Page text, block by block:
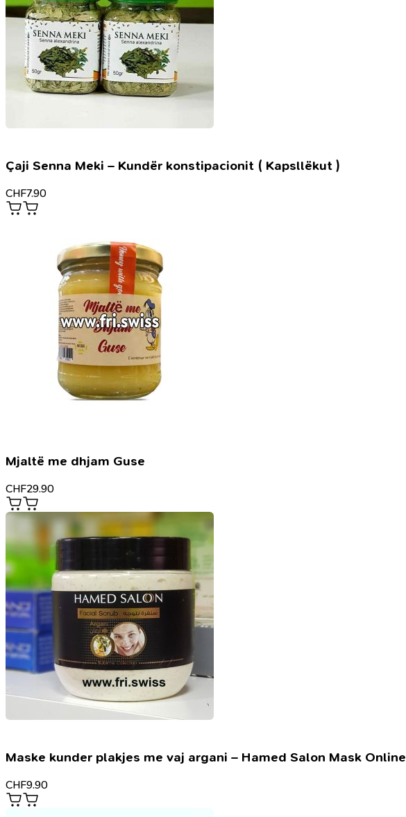
Çaji Senna Meki – Kundër konstipacionit ( Kapsllëkut )
CHF7.90
Mjaltë me dhjam Guse
CHF29.90
Maske kunder plakjes me vaj argani – Hamed Salon Mask Online
CHF9.90